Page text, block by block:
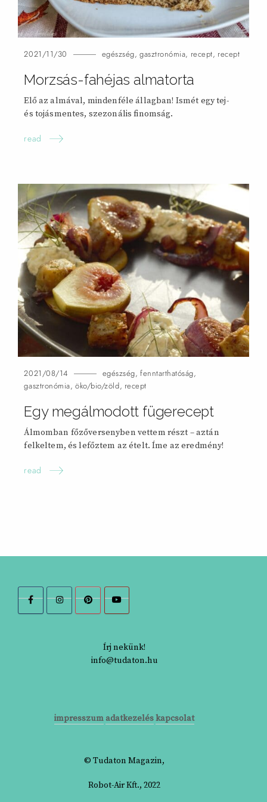
2021/11/30 egészség,gasztronómia, recept, recept
Morzsás-fahéjas almatorta
Elő az almával, mindenféle állagban! Ismét egy tej-
és tojásmentes, szezonális finomság.
read
2021/08/14 egészség,fenntarthatóság,
gasztronómia,öko/bio/zöld, recept
Egy megálmodott fügerecept
Álmomban főzőversenyben vettem részt – aztán
felkeltem, és lefőztem az ételt. Íme az eredmény!
read
Írj nekünk!
info@tudaton.hu
impresszum adatkezeléskapcsolat
© Tudaton Magazin,
Robot-Air Kft., 2022